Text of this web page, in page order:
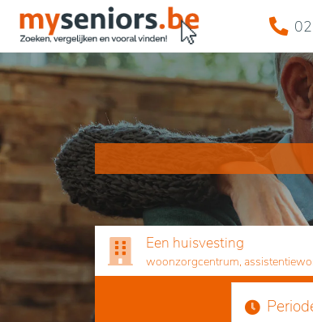
Een huisvesting
woonzorgcentrum,